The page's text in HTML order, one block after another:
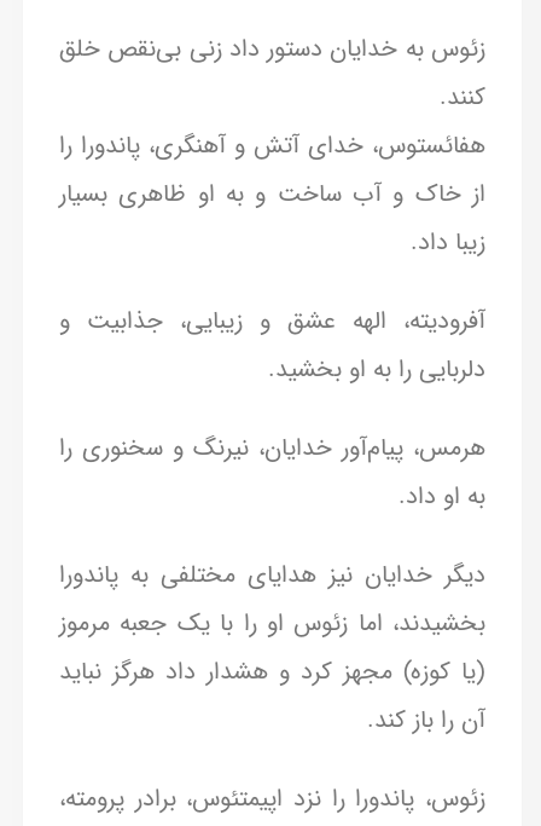
زئوس به خدایان دستور داد زنی بی‌نقص خلق
کنند.
هفائستوس، خدای آتش و آهنگری، پاندورا را
از خاک و آب ساخت و به او ظاهری بسیار
زیبا داد.
آفرودیته، الهه عشق و زیبایی، جذابیت و
دلربایی را به او بخشید.
هرمس، پیام‌آور خدایان، نیرنگ و سخنوری را
به او داد.
دیگر خدایان نیز هدایای مختلفی به پاندورا
بخشیدند، اما زئوس او را با یک جعبه مرموز
(یا کوزه) مجهز کرد و هشدار داد هرگز نباید
آن را باز کند.
زئوس، پاندورا را نزد اپیمتئوس، برادر پرومته،